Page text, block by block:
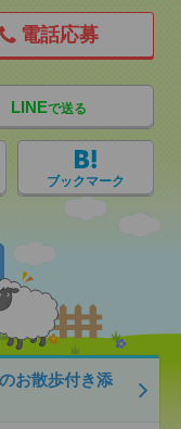
電話応募
LINEで送る
ブックマーク
お散歩付き添